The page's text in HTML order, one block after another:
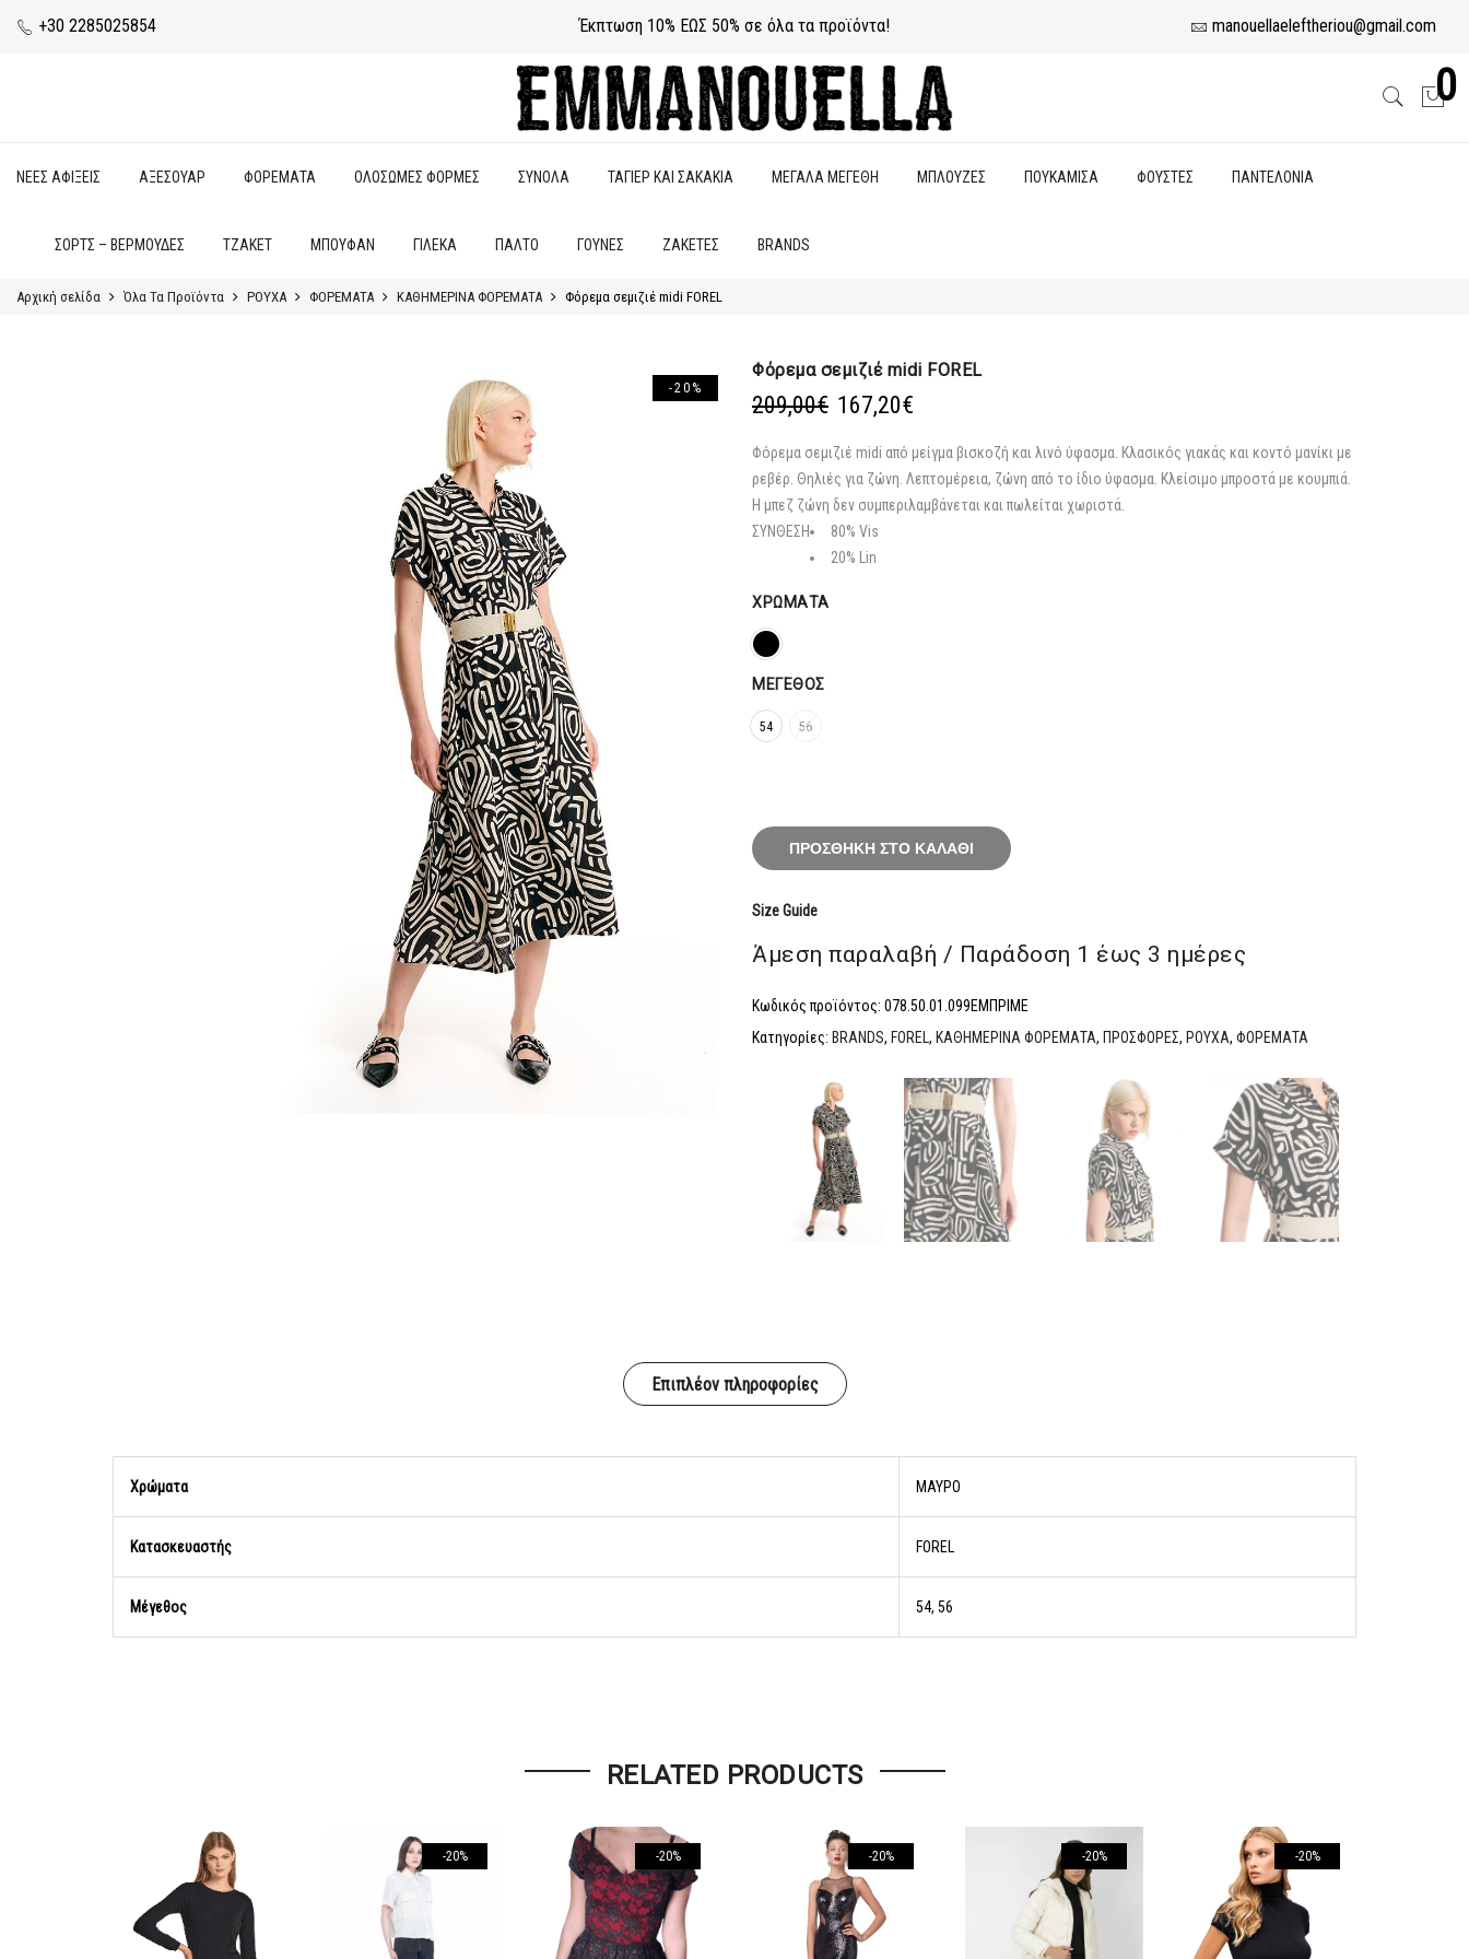
+30 2285025854 Έκπτωση 10% ΕΩΣ 50% σε όλα τα προϊόντα! manouellaeleftheriou@gmail.com
0
ΝΕΕΣ ΑΦΙΞΕΙΣ ΑΞΕΣΟΥΑΡ ΦΟΡΕΜΑΤΑ ΟΛΟΣΩΜΕΣ ΦΟΡΜΕΣ ΣΥΝΟΛΑ ΤΑΓΙΕΡ ΚΑΙ ΣΑΚΑΚΙΑ ΜΕΓΑΛΑ ΜΕΓΕΘΗ ΜΠΛΟΥΖΕΣ ΠΟΥΚΑΜΙΣΑ ΦΟΥΣΤΕΣ ΠΑΝΤΕΛΟΝΙΑ
ΣΟΡΤΣ – ΒΕΡΜΟΥΔΕΣ ΤΖΑΚΕΤ ΜΠΟΥΦΑΝ ΓΙΛΕΚΑ ΠΑΛΤΟ ΓΟΥΝΕΣ ΖΑΚΕΤΕΣ BRANDS
Αρχική σελίδα Όλα Τα Προϊόντα ΡΟΥΧΑ ΦΟΡΕΜΑΤΑ ΚΑΘΗΜΕΡΙΝΑ ΦΟΡΕΜΑΤΑ Φόρεμα σεμιζιέ midi FOREL
-20%
Φόρεμα σεμιζιέ midi FOREL
209,00€ Original
was:
209,00€.
167,20€
τιμή
είναι:
167,20€.
Φόρεμα σεμιζιέ midi από μείγμα βισκοζή και λινό ύφασμα. Κλασικός γιακάς και κοντό μανίκι με
ρεβέρ. Θηλιές για ζώνη. Λεπτομέρεια, ζώνη από το ίδιο ύφασμα. Κλείσιμο μπροστά με κουμπιά.
Η μπεζ ζώνη δεν συμπεριλαμβάνεται και πωλείται χωριστά.
ΣΥΝΘΕΣΗ
80% Vis
20% Lin
ΧΡΏΜΑΤΑ
ΜΈΓΕΘΟΣ
54 56
ΠΡΟΣΘΉΚΗ ΣΤΟ ΚΑΛΆΘΙ
Size Guide
Άμεση παραλαβή / Παράδoση 1 έως 3 ημέρες
Κωδικός προϊόντος: 078.50.01.099ΕΜΠΡΙΜΕ
Κατηγορίες: BRANDS, FOREL , ΚΑΘΗΜΕΡΙΝΑ ΦΟΡΕΜΑΤΑ, ΠΡΟΣΦΟΡΕΣ, ΡΟΥΧΑ, ΦΟΡΕΜΑΤΑ
Επιπλέον πληροφορίες
Χρώματα ΜΑΥΡΟ
Κατασκευαστής FOREL
Μέγεθος 54, 56
RELATED PRODUCTS
-20% -20% -20% -20% -20%